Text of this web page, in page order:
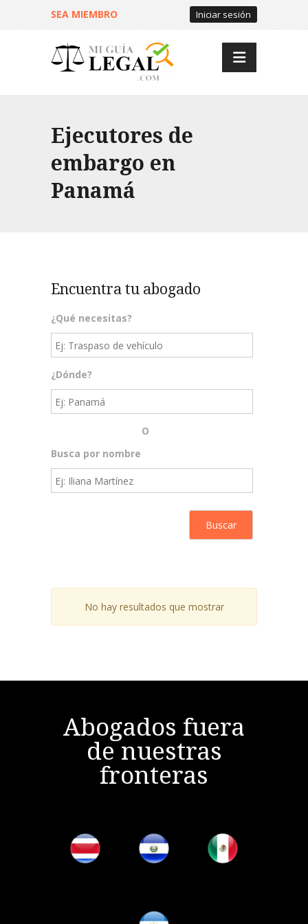
SEA MIEMBRO Iniciar sesión
Ejecutores de
embargo en
Panamá
Encuentra tu abogado
¿Qué necesitas?
¿Dónde?
O
Busca por nombre
No hay resultados que mostrar
Abogados fuera
de nuestras
fronteras